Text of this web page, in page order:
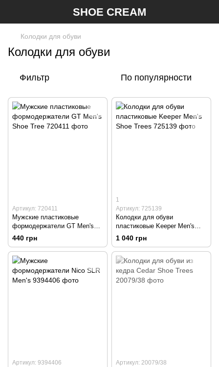
SHOE CREAM
Колодки для обуви
Колодки для обуви
Фильтр По популярности
Артикул: 720411
Мужские пластиковые
формодержатели GT Men's
Shoe Tree
440 грн
1
Артикул: 725139
Колодки для обуви
пластиковые Keeper Men's
Shoe Trees
1 040 грн
Артикул: 9394406 Артикул: 20079/38